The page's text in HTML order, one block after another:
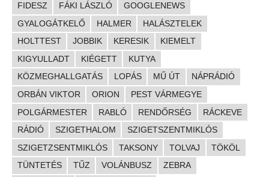
FIDESZ
FÁKI LÁSZLÓ
GOOGLENEWS
GYALOGÁTKELŐ
HALMER
HALÁSZTELEK
HOLTTEST
JOBBIK KERESIK
KIEMELT
KIGYULLADT
KIÉGETT
KUTYA
KÖZMEGHALLGATÁS
LOPÁS MŰ ÚT
NÁPRÁDIÓ
ORBÁN VIKTOR
ORION
PEST VÁRMEGYE
POLGÁRMESTER
RABLÓ RENDŐRSÉG
RÁCKEVE
RÁDIÓ
SZIGETHALOM
SZIGETSZENTMIKLÓS
SZIGETZSENTMIKLÓS
TAKSONY TOLVAJ
TÖKÖL
TÜNTETÉS
TŰZ VOLÁNBUSZ
ZEBRA